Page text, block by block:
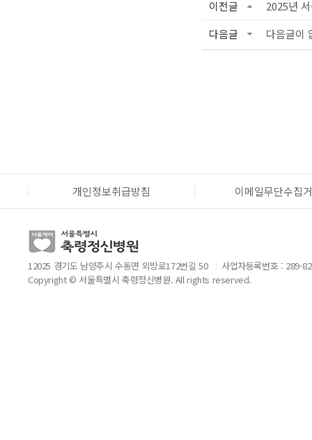
이전글
2025년
다음글
다음글이
개인정보취급방침 이메일무단수집
12025 경기도 남양주시 수동면 외방로172번길 50
사업자등록번호 : 289-
Copyright © 서울특별시 축령정신병원. All rights reserved.